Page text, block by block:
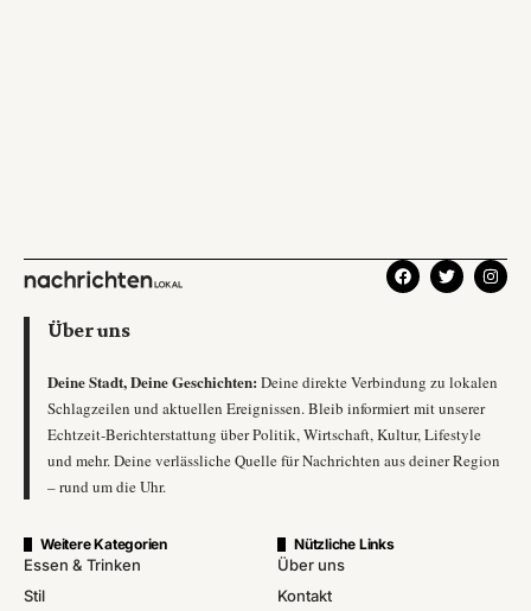
Über uns
Deine Stadt, Deine Geschichten: Deine direkte Verbindung zu lokalen
Schlagzeilen und aktuellen Ereignissen. Bleib informiert mit unserer
Echtzeit-Berichterstattung über Politik, Wirtschaft, Kultur, Lifestyle
und mehr. Deine verlässliche Quelle für Nachrichten aus deiner Region
– rund um die Uhr.
Weitere Kategorien
Essen & Trinken
Stil
Nützliche Links
Über uns
Kontakt